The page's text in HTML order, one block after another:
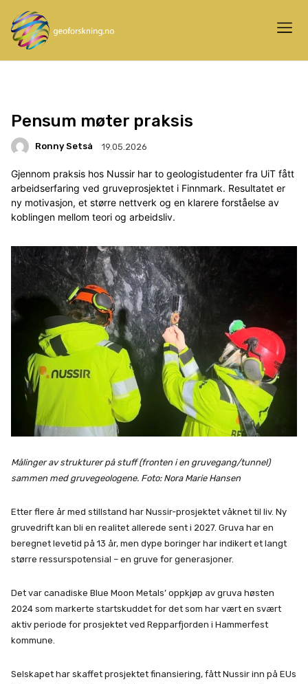
Pensum møter praksis
Ronny Setså 19.05.2026
Gjennom praksis hos Nussir har to geologistudenter fra UiT fått
arbeidserfaring ved gruveprosjektet i Finnmark. Resultatet er
ny motivasjon, et større nettverk og en klarere forståelse av
koblingen mellom teori og arbeidsliv.
Målinger av strukturer på stuff (fronten i en gruvegang/tunnel)
sammen med gruvegeologene. Foto: Nora Marie Hansen
Etter flere år med stillstand har Nussir-prosjektet våknet til liv. Ny
gruvedrift kan bli en realitet allerede sent i 2027. Gruva har en
beregnet levetid på 13 år, men dype boringer har indikert et langt
større ressurspotensial – en gruve for generasjoner.
Det var canadiske Blue Moon Metals’ oppkjøp av gruva høsten
2024 som markerte startskuddet for det som har vært en svært
aktiv periode for prosjektet ved Repparfjorden i Hammerfest
kommune.
Selskapet har skaffet prosjektet finansiering, fått Nussir inn på EUs